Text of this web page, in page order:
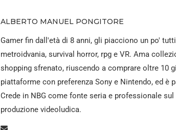
ALBERTO MANUEL PONGITORE
Gamer fin dall'età di 8 anni, gli piacciono un po'
metroidvania, survival horror, rpg e VR. Ama
shopping sfrenato, riuscendo a comprare oltre 10
piattaforme con preferenza Sony e Nintendo, ed
Crede in NBG come fonte seria e professionale
produzione videoludica.